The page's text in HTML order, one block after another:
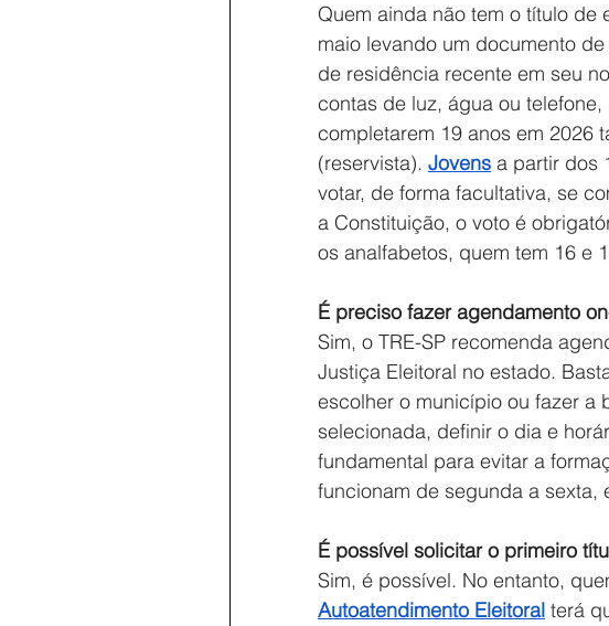
Quem ainda não tem o título de
maio levando um documento
de residência recente em seu
contas de luz, água ou
completarem 19 anos em 2026
(reservista). Jovens a partir dos
votar, de forma facultativa, se
a Constituição, o voto é
os analfabetos, quem tem 16 e
É preciso fazer agendamento
Sim, o TRE-SP recomenda
Justiça Eleitoral no estado.
escolher o município ou fazer a
selecionada, definir o dia e
fundamental para evitar a
funcionam de segunda a sexta,
É possível solicitar o primeiro
Sim, é possível. No entanto,
Autoatendimento Eleitoral terá